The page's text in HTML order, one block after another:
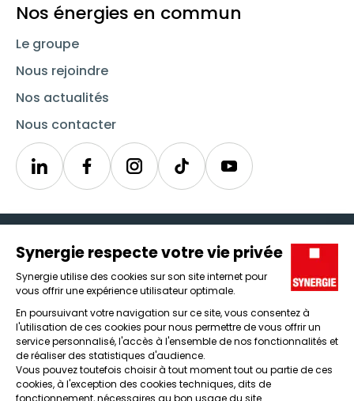
Nos énergies en commun
Le groupe
Nous rejoindre
Nos actualités
Nous contacter
LinkedinSynergieInstagramTikTok Youtube
Icône d'illustration
Candidats
Entreprises
Icône d'illustration
Nos agences
Icône d'illustration
Conditions générales d'utilisation et mentions légales
Protection des données